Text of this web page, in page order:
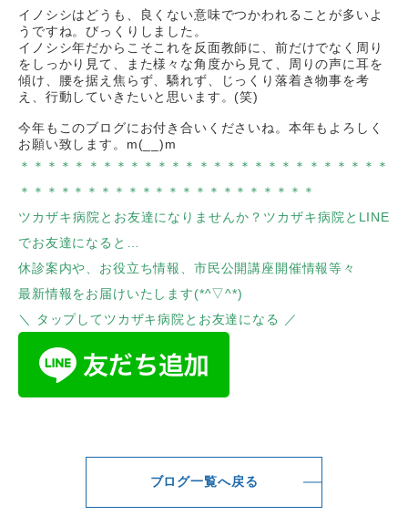
イノシシはどうも、良くない意味でつかわれることが多いよ
うですね。びっくりしました。
イノシシ年だからこそこれを反面教師に、前だけでなく周り
をしっかり見て、また様々な角度から見て、周りの声に耳を
傾け、腰を据え焦らず、驕れず、じっくり落着き物事を考
え、行動していきたいと思います。 (笑)
今年もこのブログにお付き合いくださいね。本年もよろしく
お願い致します。 m(__)m
＊＊＊＊＊＊＊＊＊＊＊＊＊＊＊＊＊＊＊＊＊＊＊＊＊＊＊
＊＊＊＊＊＊＊＊＊＊＊＊＊＊＊＊＊＊＊＊＊＊
ツカザキ病院とお友達になりませんか？ツカザキ病院とLINE
でお友達になると…
休診案内や、お役立ち情報、市民公開講座開催情報等々
最新情報をお届けいたします(*^▽^*)
＼ タップしてツカザキ病院とお友達になる ／
ブログ一覧へ戻る